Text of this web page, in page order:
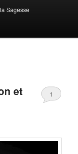
Sagesse
et
1